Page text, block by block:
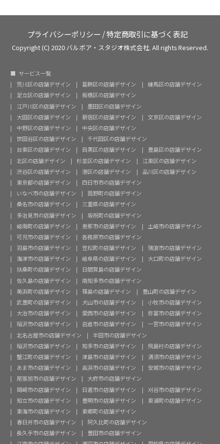
プライバシーポリシー /特定商取引に基づく表記
Copyright (C) 2020 バルボア・スタジオ株式会社. All rights Reserved.
サービス一覧
荒川区の店舗デザイン
葛飾区の店舗デザイン
練馬区の店舗デザイン
足立区の店舗デザイン
板橋区の店舗デザイン
江戸川区の店舗デザイン
墨田区の店舗デザイン
大田区の店舗デザイン
新宿区の店舗デザイン
文京区の店舗デザイン
中野区の店舗デザイン
中央区の店舗デザイン
世田谷区の店舗デザイン
千代田区の店舗デザイン
台東区の店舗デザイン
目黒区の店舗デザイン
豊島区の店舗デザイン
北区の店舗デザイン
杉並区の店舗デザイン
江東区の店舗デザイン
渋谷区の店舗デザイン
港区の店舗デザイン
品川区の店舗デザイン
東京都の店舗デザイン
四日市市の店舗デザイン
いなべ市の店舗デザイン
菰野町の店舗デザイン
桑名市の店舗デザイン
三重県の店舗デザイン
多治見市の店舗デザイン
坂祝町の店舗デザイン
岐南町の店舗デザイン
恵那市の店舗デザイン
土岐市の店舗デザイン
可児市の店舗デザイン
各務原市の店舗デザイン
羽島市の店舗デザイン
笠松町の店舗デザイン
瑞浪市の店舗デザイン
海津市の店舗デザイン
岐阜県の店舗デザイン
大口町の店舗デザイン
扶桑町の店舗デザイン
日間賀島の店舗デザイン
佐久島の店舗デザイン
南知多市の店舗デザイン
美浜町の店舗デザイン
篠島の店舗デザイン
豊山町の店舗デザイン
武豊町の店舗デザイン
犬山市の店舗デザイン
小牧市の店舗デザイン
大治市の店舗デザイン
愛西市の店舗デザイン
弥富市の店舗デザイン
稲沢市の店舗デザイン
岩倉市の店舗デザイン
一宮市の店舗デザイン
北名古屋市の店舗デザイン
半田市の店舗デザイン
稲沢市の店舗デザイン
知多市の店舗デザイン
飛島村の店舗デザイン
蟹江町の店舗デザイン
津島市の店舗デザイン
清須市の店舗デザイン
あま市の店舗デザイン
高浜市の店舗デザイン
安城市の店舗デザイン
尾張旭市の店舗デザイン
大府市の店舗デザイン
岡崎市の店舗デザイン
日進市の店舗デザイン
刈谷市の店舗デザイン
知立市の店舗デザイン
豊明市の店舗デザイン
東浦町の店舗デザイン
東海市の店舗デザイン
東郷町の店舗デザイン
春日井市の店舗デザイン
阿久比町の店舗デザイン
長久手市の店舗デザイン
豊田市の店舗デザイン